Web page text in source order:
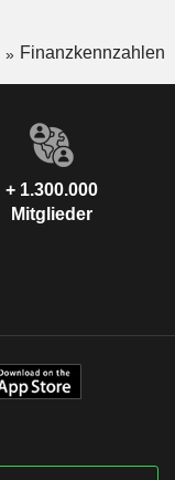
Finanzkennzahlen
+ 1.300.000
Mitglieder